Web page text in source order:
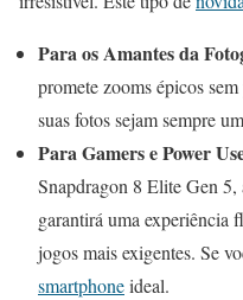
Para os Amantes da
promete zooms épicos
suas fotos sejam sempre
Para Gamers e Power
Snapdragon 8 Elite Gen 5,
garantirá uma experiência
jogos mais exigentes. Se
smartphoneideal.